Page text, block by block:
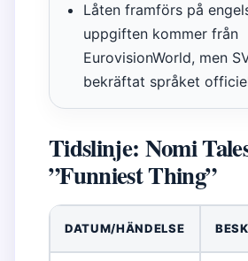
Låten framförs på
uppgiften kommer från
EurovisionWorld, men
bekräftat språket
Tidslinje: Nomi
”Funniest Thing”
DATUM/HÄNDELSE